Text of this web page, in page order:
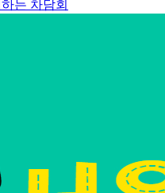
는 차담회